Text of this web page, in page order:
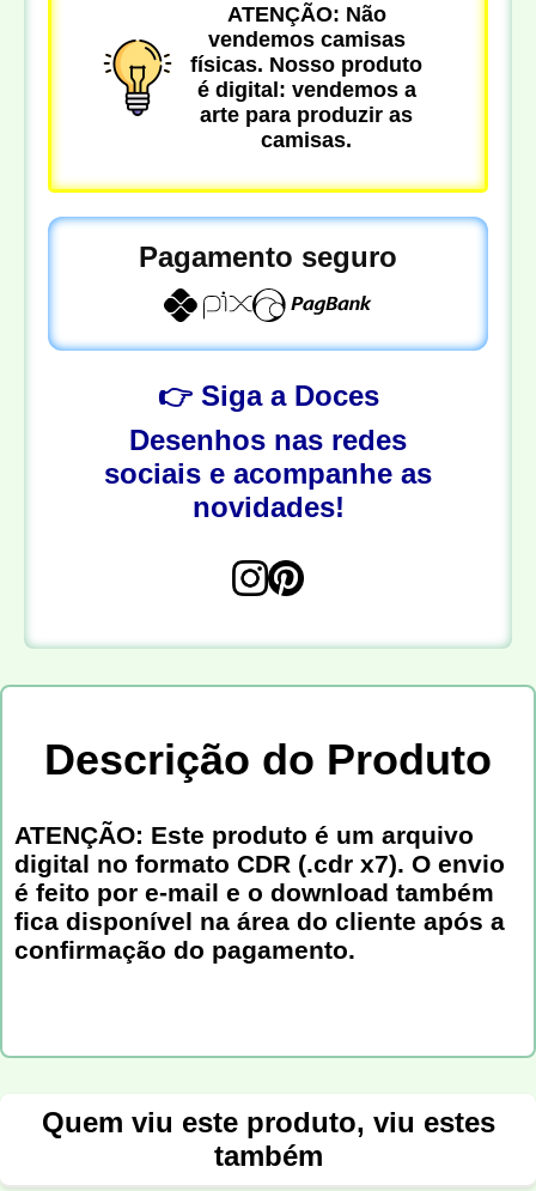
ATENÇÃO: Não
vendemos camisas
físicas. Nosso produto
é digital: vendemos a
arte para produzir as
camisas.
Pagamento seguro
👉 Siga a Doces
Desenhos nas redes
sociais e acompanhe as
novidades!
Descrição do Produto
ATENÇÃO: Este produto é um arquivo
digital no formato CDR (.cdr x7). O envio
é feito por e-mail e o download também
fica disponível na área do cliente após a
confirmação do pagamento.
Quem viu este produto, viu estes
também